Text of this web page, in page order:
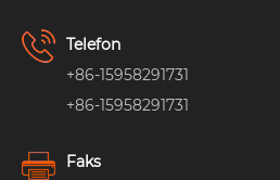
Telefon
+86-15958291731
+86-15958291731
Faks